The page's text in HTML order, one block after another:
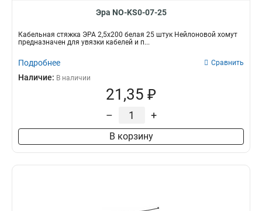
Эра NO-KS0-07-25
Кабельная стяжка ЭРА 2,5х200 белая 25 штук Нейлоновой хомут
предназначен для увязки кабелей и п...
Подробнее Сравнить
Наличие: В наличии
21,35 ₽
– +
В корзину